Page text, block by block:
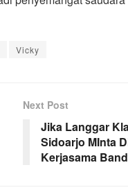
Vicky
Next Post
Jika Langgar
Sidoarjo MInta
Kerjasama